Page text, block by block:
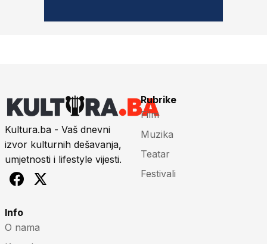
Kultura.ba - Vaš dnevni
izvor kulturnih dešavanja,
umjetnosti i lifestyle vijesti.
Rubrike
Film
Muzika
Teatar
Festivali
Info
O nama